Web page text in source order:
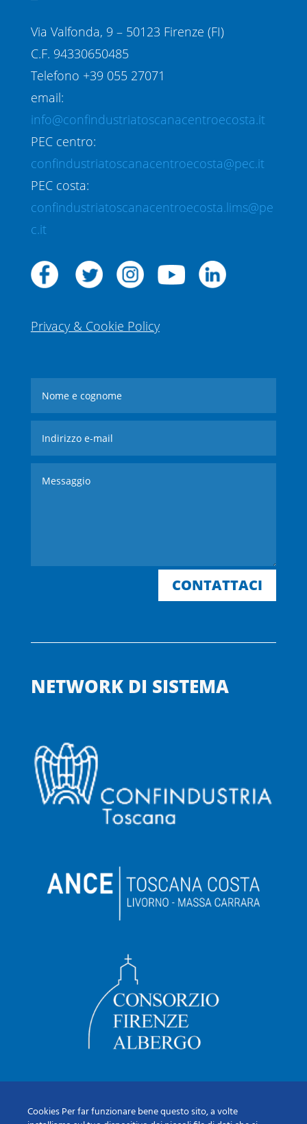
Via Valfonda, 9 – 50123 Firenze (FI)
C.F. 94330650485
Telefono +39 055 27071
email:
info@confindustriatoscanacentroecosta.it
PEC centro:
confindustriatoscanacentroecosta@pec.it
PEC costa:
confindustriatoscanacentroecosta.lims@pe
c.it
Privacy & Cookie Policy
CONTATTACI
NETWORK DI SISTEMA
Cookies Per far funzionare bene questo sito, a volte